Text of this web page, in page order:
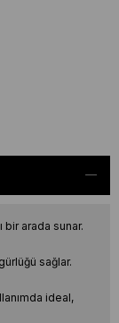
bir arada sunar.
sağlar.
ideal,